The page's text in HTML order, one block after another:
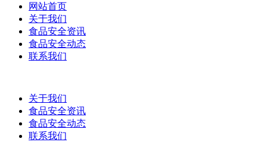
网站首页
关于我们
食品安全资讯
食品安全动态
联系我们
关于我们
食品安全资讯
食品安全动态
联系我们